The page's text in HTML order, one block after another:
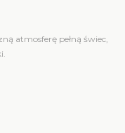
atmosferę pełną świec,